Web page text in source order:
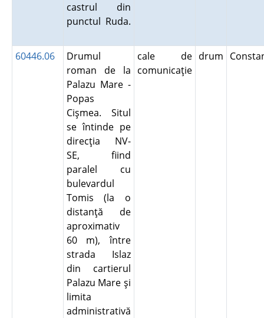
castrul din
punctul Ruda.
60446.06
Drumul
roman de la
Palazu Mare -
Popas
Cişmea. Situl
se întinde pe
direcţia NV-
SE, fiind
paralel cu
bulevardul
Tomis (la o
distanţă de
aproximativ
60 m), între
strada Islaz
din cartierul
Palazu Mare şi
limita
administrativă
cale de
comunicaţie
drum